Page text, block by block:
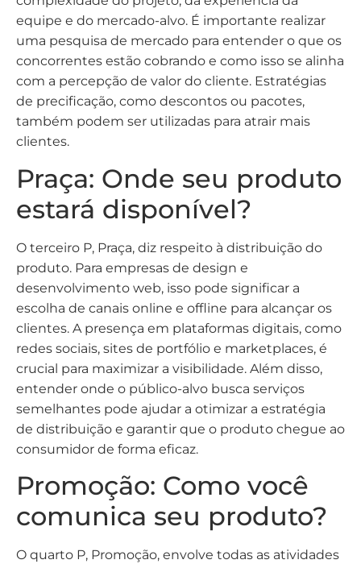
equipe e do mercado-alvo. É importante realizar
uma pesquisa de mercado para entender o que os
concorrentes estão cobrando e como isso se alinha
com a percepção de valor do cliente. Estratégias
de precificação, como descontos ou pacotes,
também podem ser utilizadas para atrair mais
clientes.
Praça: Onde seu produto
estará disponível?
O terceiro P, Praça, diz respeito à distribuição do
produto. Para empresas de design e
desenvolvimento web, isso pode significar a
escolha de canais online e offline para alcançar os
clientes. A presença em plataformas digitais, como
redes sociais, sites de portfólio e marketplaces, é
crucial para maximizar a visibilidade. Além disso,
entender onde o público-alvo busca serviços
semelhantes pode ajudar a otimizar a estratégia
de distribuição e garantir que o produto chegue ao
consumidor de forma eficaz.
Promoção: Como você
comunica seu produto?
O quarto P, Promoção, envolve todas as atividades